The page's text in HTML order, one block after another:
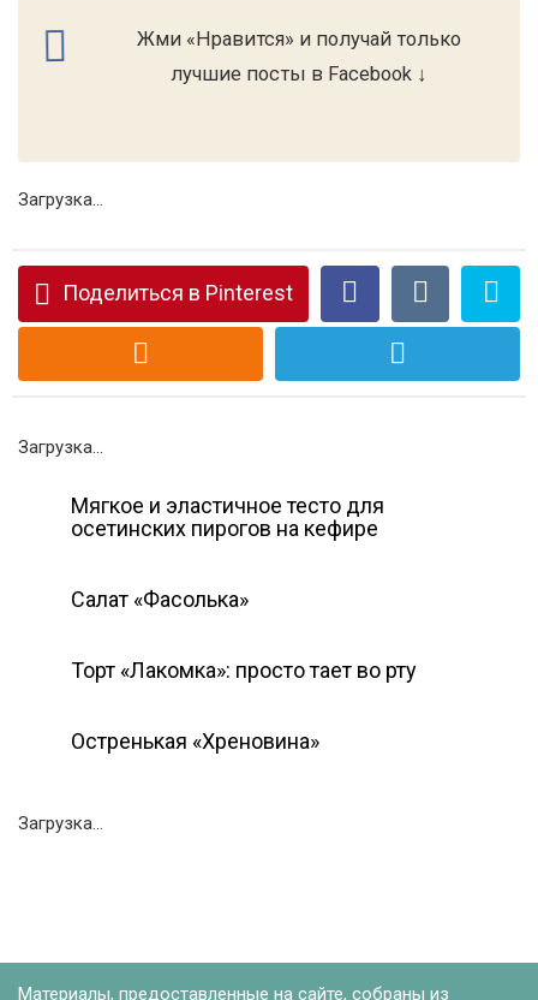
Жми «Нравится» и получай только
лучшие посты в Facebook ↓
Загрузка...
Поделиться в Pinterest
Загрузка...
Мягкое и эластичное тесто для
осетинских пирогов на кефире
Салат «Фасолька»
Торт «Лакомка»: просто тает во рту
Остренькая «Хреновина»
Загрузка...
Материалы, предоставленные на сайте, собраны из